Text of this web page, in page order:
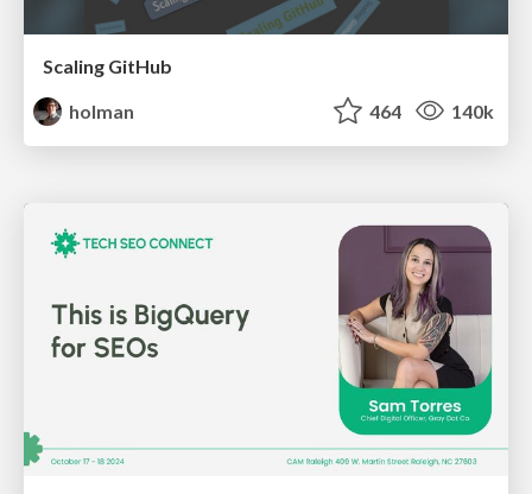
Scaling GitHub
holman
464 140k